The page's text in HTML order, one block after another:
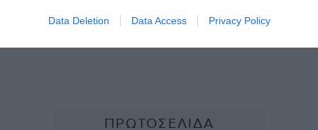
Data Deletion Data Access Privacy Policy